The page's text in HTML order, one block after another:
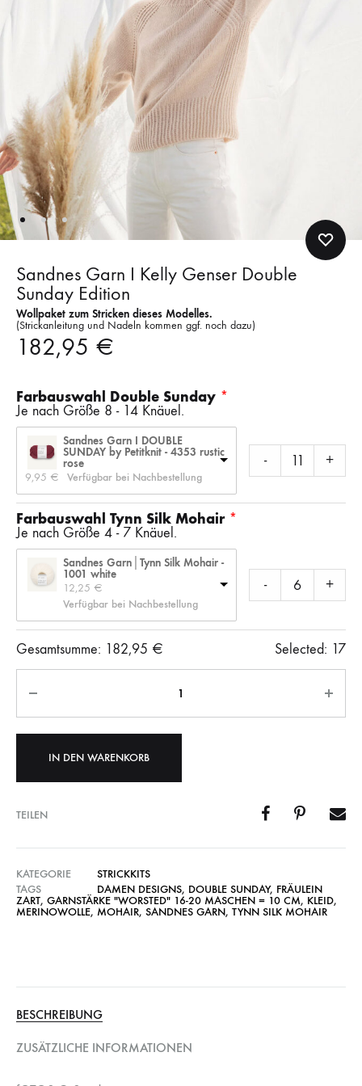
Sandnes Garn I Kelly Genser Double
Sunday Edition
Wollpaket zum Stricken dieses Modelles.
(Strickanleitung und Nadeln kommen ggf. noch dazu)
182,95 €
Farbauswahl Double Sunday
Je nach Größe 8 - 14 Knäuel.
Sandnes Garn I DOUBLE
SUNDAY by Petitknit - 4353 rustic
rose
9,95 € Verfügbar bei Nachbestellung
- +
Farbauswahl Tynn Silk Mohair
Je nach Größe 4 - 7 Knäuel.
Sandnes Garn│Tynn Silk Mohair -
1001 white
12,25 €
Verfügbar bei Nachbestellung
- +
Gesamtsumme: 182,95 € Selected: 17
IN DEN WARENKORB
TEILEN
KATEGORIE
STRICKKITS
TAGS
DAMEN DESIGNS, DOUBLE SUNDAY, FRÄULEIN
ZART, GARNSTÄRKE "WORSTED" 16-20 MASCHEN = 10 CM, KLEID,
MERINOWOLLE, MOHAIR, SANDNES GARN, TYNN SILK MOHAIR
BESCHREIBUNG
ZUSÄTZLICHE INFORMATIONEN